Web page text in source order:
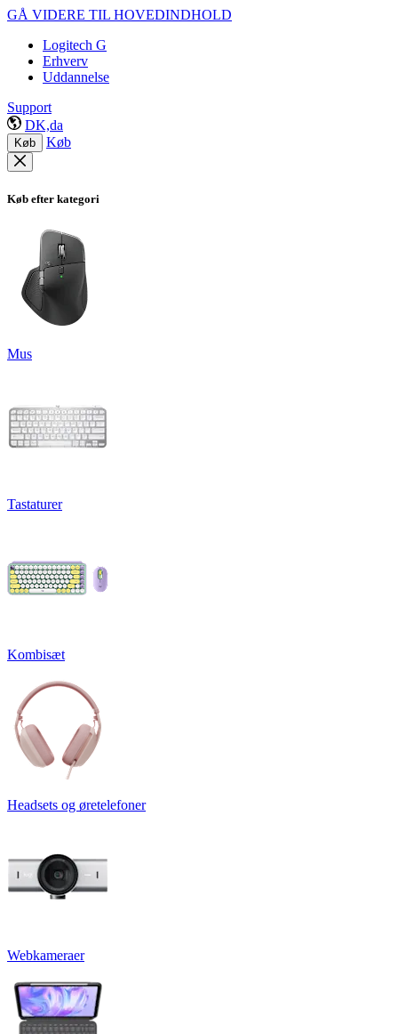
GÅ VIDERE TIL HOVEDINDHOLD
Logitech G
Erhverv
Uddannelse
Support
DK,da
Køb Køb
Køb efter kategori
Mus
Tastaturer
Kombisæt
Headsets og øretelefoner
Webkameraer